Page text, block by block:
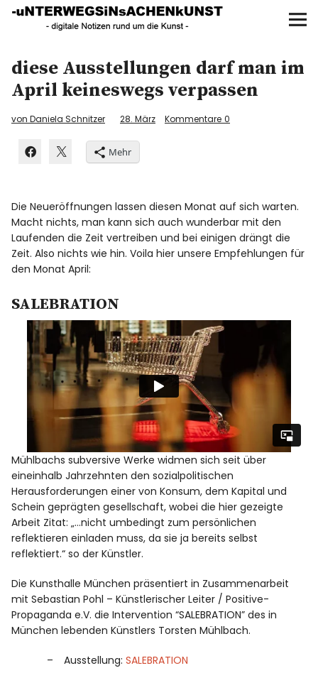
UNTERWEGS IN SACHEN
KUNST
Start
AKTUELLE AUSSTELLUNGEN
UNSER BUCH
diese Ausstellungen darf man im
April keineswegs verpassen
von Daniela Schnitzer 28. März Kommentare 0
Mehr
Die Neueröffnungen lassen diesen Monat auf sich warten.
Macht nichts, man kann sich auch wunderbar mit den
Laufenden die Zeit vertreiben und bei einigen drängt die
Zeit. Also nichts wie hin. Voila hier unsere Empfehlungen für
den Monat April:
SALEBRATION
Mühlbachs subversive Werke widmen sich seit über
eineinhalb Jahrzehnten den sozialpolitischen
Herausforderungen einer von Konsum, dem Kapital und
Schein geprägten gesellschaft, wobei die hier gezeigte
Arbeit Zitat: „…nicht umbedingt zum persönlichen
reflektieren einladen muss, da sie ja bereits selbst
reflektiert.“ so der Künstler.
Die Kunsthalle München präsentiert in Zusammenarbeit
mit Sebastian Pohl – Künstlerischer Leiter / Positive-
Propaganda e.V. die Intervention “SALEBRATION” des in
München lebenden Künstlers Torsten Mühlbach.
Ausstellung:SALEBRATION